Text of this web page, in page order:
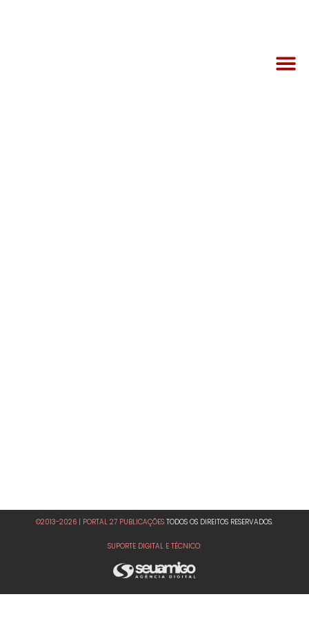
©2013-2026 | PORTAL 27 PUBLICAÇÕES TODOS OS DIREITOS RESERVADOS.
SUPORTE DIGITAL E TÉCNICO: